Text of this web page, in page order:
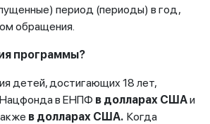
период (периоды) в год,
обращения.
программы?
детей, достигающих 18 лет,
Нацфонда в ЕНПФ в долларах СШАи
в долларах США. Когда